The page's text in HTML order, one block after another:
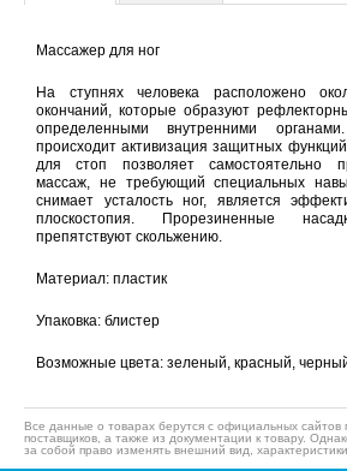
Массажер для ног
На ступнях человека расположено
окончаний, которые образуют
определенными внутренними
происходит активизация защитных
для стоп позволяет самостоятельно
массаж, не требующий специальных
снимает усталость ног, является
плоскостопия. Прорезиненные
препятствуют скольжению.
Материал: пластик
Упаковка: блистер
Возможные цвета: зеленый, красный,
Все данные о товарах берутся с официальных сайтов
поставщиков, а также из документации к товару.
за собой право изменять внешний вид,